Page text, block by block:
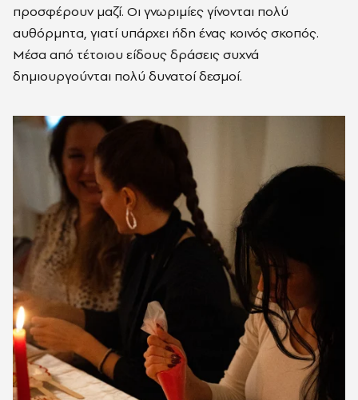
προσφέρουν μαζί. Οι γνωριμίες γίνονται πολύ
αυθόρμητα, γιατί υπάρχει ήδη ένας κοινός σκοπός.
Μέσα από τέτοιου είδους δράσεις συχνά
δημιουργούνται πολύ δυνατοί δεσμοί.